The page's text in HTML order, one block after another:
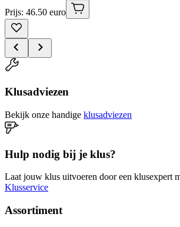
Prijs: 46.50 euro
Klusadviezen
Bekijk onze handige klusadviezen
Hulp nodig bij je klus?
Laat jouw klus uitvoeren door een klusexpert
Klusservice
Assortiment